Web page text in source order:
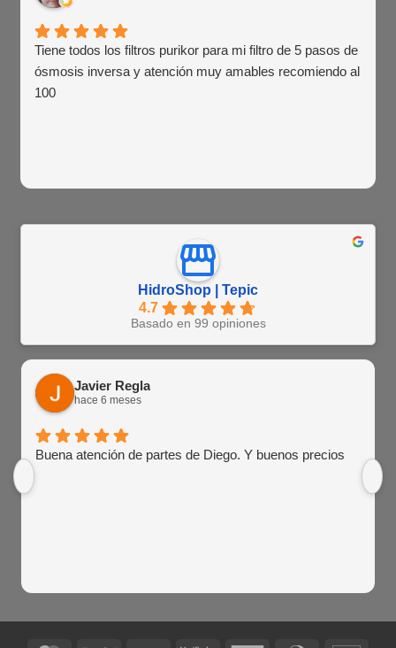
Tiene todos los filtros purikor para mi filtro de 5 pasos de
ósmosis inversa y atención muy amables recomiendo al
100
HidroShop | Tepic
4.7
Basado en 99 opiniones
Javier Regla
hace 6 meses
Buena atención de partes de Diego. Y buenos precios